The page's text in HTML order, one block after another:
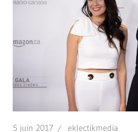
5 juin 2017 eklectikmedia